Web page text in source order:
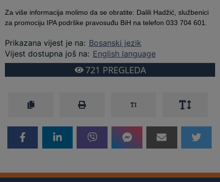
Za više informacija molimo da se obratite: Dalili Hadžić, službenici
za promociju IPA podrške pravosuđu BiH na telefon 033 704 601.
Prikazana vijest je na: Bosanski jezik
Vijest dostupna još na: English language
721 PREGLEDA